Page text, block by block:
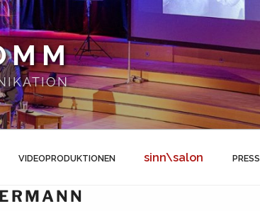
VIDEOPRODUKTIONEN sinn\salon